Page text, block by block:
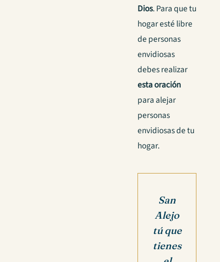
Dios. Para que tu
hogar esté libre
de personas
envidiosas
debes realizar
esta oración
para alejar
personas
envidiosas de tu
hogar.
San
Alejo
tú que
tienes